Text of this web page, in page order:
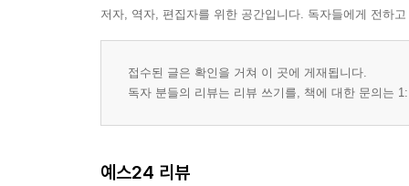
저자, 역자, 편집자를 위한 공간입니다. 독자들에게 전하
접수된 글은 확인을 거쳐 이 곳에 게재됩니다.
독자 분들의 리뷰는 리뷰 쓰기를, 책에 대한 문의는
예스24 리뷰